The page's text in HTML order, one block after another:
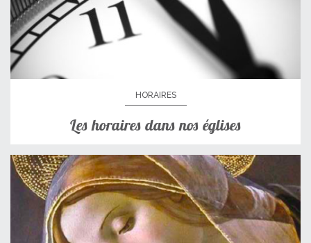
HORAIRES
Les horaires dans nos églises